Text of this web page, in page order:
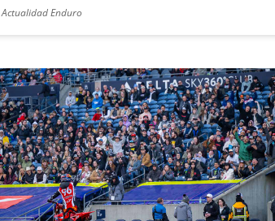
Actualidad Enduro